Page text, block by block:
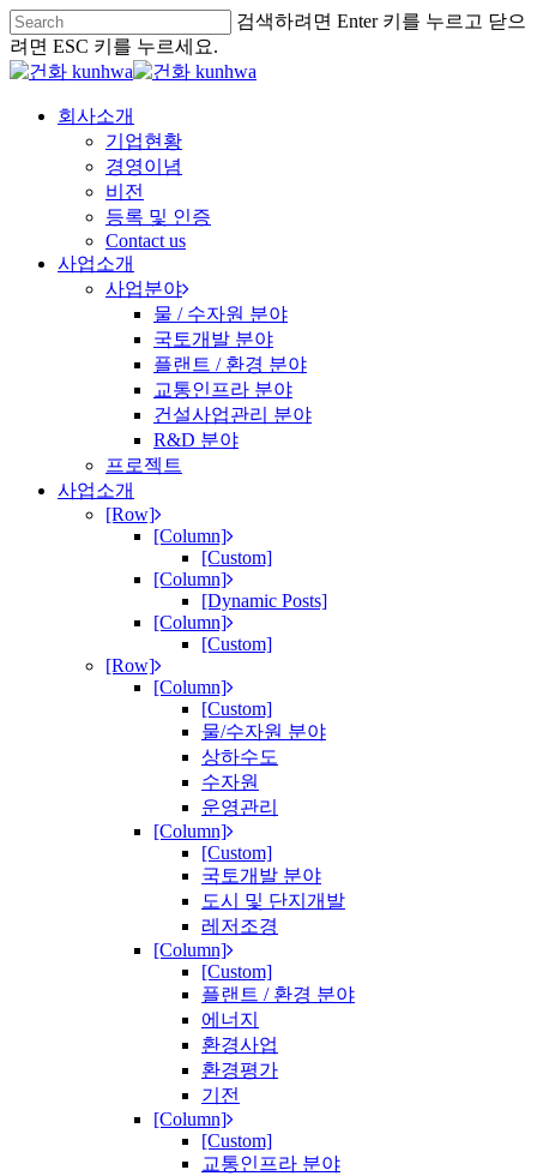
검색하려면 Enter 키를 누르고 닫으
려면 ESC 키를 누르세요.
회사소개
기업현황
경영이념
비전
등록 및 인증
Contact us
사업소개
사업분야
물 / 수자원 분야
국토개발 분야
플랜트 / 환경 분야
교통인프라 분야
건설사업관리 분야
R&D 분야
프로젝트
사업소개
[Row]
[Column]
[Custom]
[Column]
[Dynamic Posts]
[Column]
[Custom]
[Row]
[Column]
[Custom]
물/수자원 분야
상하수도
수자원
운영관리
[Column]
[Custom]
국토개발 분야
도시 및 단지개발
레저조경
[Column]
[Custom]
플랜트 / 환경 분야
에너지
환경사업
환경평가
기전
[Column]
[Custom]
교통인프라 분야